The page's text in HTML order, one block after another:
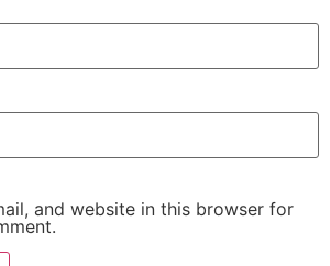
and website in this browser for